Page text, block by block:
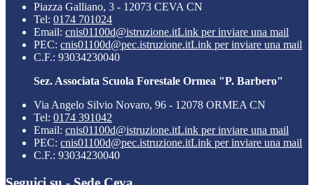
Piazza Galliano, 3 - 12073 CEVA CN
Tel: 0174 701024
Email: cnis01100d@istruzione.itLink per inviare una mail
PEC: cnis01100d@pec.istruzione.itLink per inviare una mail
C.F.: 93034230040
Sez. Associata Scuola Forestale Ormea "P. Barbero"
Via Angelo Silvio Novaro, 96 - 12078 ORMEA CN
Tel: 0174 391042
Email: cnis01100d@istruzione.itLink per inviare una mail
PEC: cnis01100d@pec.istruzione.itLink per inviare una mail
C.F.: 93034230040